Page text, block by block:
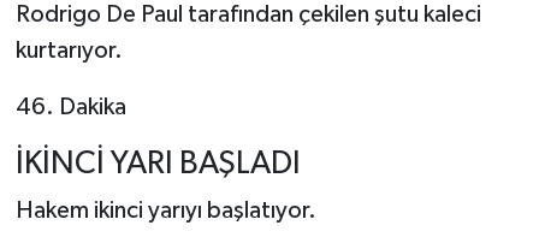
Rodrigo De Paul tarafından çekilen şutu kaleci
kurtarıyor.
46. Dakika
İKİNCİ YARI BAŞLADI
Hakem ikinci yarıyı başlatıyor.